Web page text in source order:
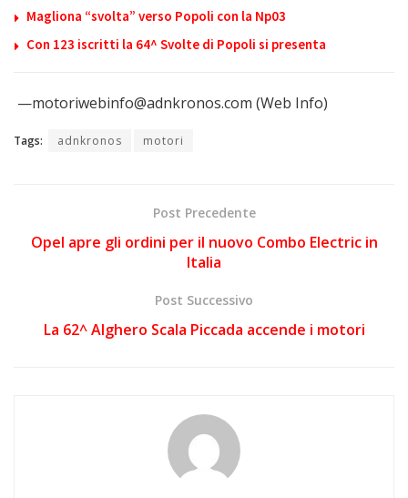
Magliona “svolta” verso Popoli con la Np03
Con 123 iscritti la 64^ Svolte di Popoli si presenta
—motoriwebinfo@adnkronos.com (Web Info)
Tags: adnkronos motori
Post Precedente
Opel apre gli ordini per il nuovo Combo Electric in
Italia
Post Successivo
La 62^ Alghero Scala Piccada accende i motori